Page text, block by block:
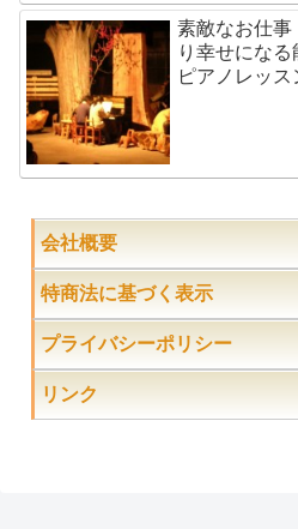
素敵なお仕
り幸せにな
ピアノレッス
会社概要
特商法に基づく
プライバシーポリ
リンク